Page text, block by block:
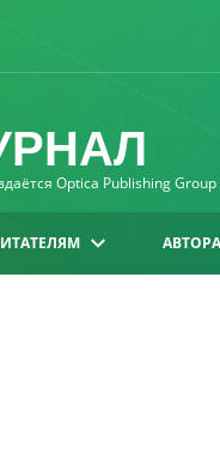
Optica Publishing